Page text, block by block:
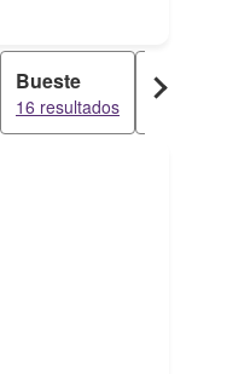
Bueste
16 resultados
Bucay
16